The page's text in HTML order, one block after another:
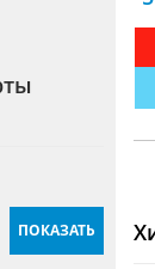
ПОКАЗАТЬ